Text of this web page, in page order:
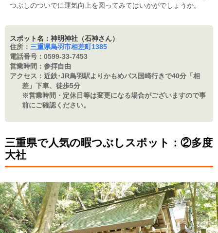
つぶしのついでに運気向上を図ってみてはいかがでしょうか。
スポット名：神明神社（石神さん）
住所： 三重県鳥羽市相差町1385
電話番号： 0599-33-7453
営業時間： 参拝自由
アクセス： 近鉄･JR鳥羽駅よりかもめバス国崎行きで40分「相
差」下車、徒歩5分
※営業時間・定休日等は変更になる場合がございますので事
前にご確認ください。
三重県で人気の暇つぶしスポット：②多度
大社